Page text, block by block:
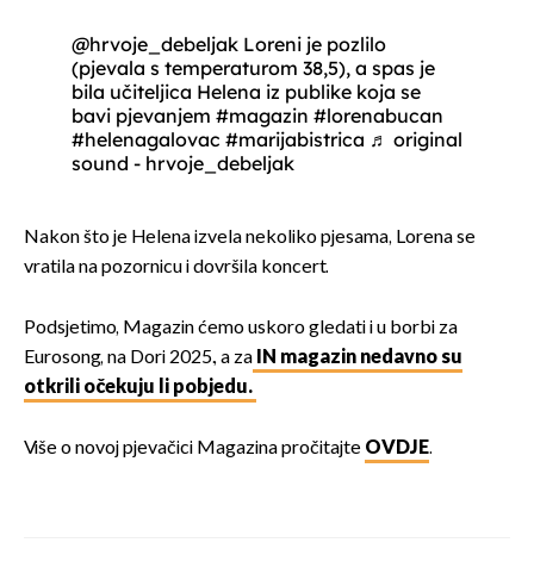
@hrvoje_debeljak Loreni je pozlilo
(pjevala s temperaturom 38,5), a spas je
bila učiteljica Helena iz publike koja se
bavi pjevanjem #magazin #lorenabucan
#helenagalovac #marijabistrica ♬ original
sound - hrvoje_debeljak
Nakon što je Helena izvela nekoliko pjesama, Lorena se
vratila na pozornicu i dovršila koncert.
Podsjetimo, Magazin ćemo uskoro gledati i u borbi za
Eurosong, na Dori 2025., a za IN magazin nedavno su
otkrili očekuju li pobjedu.
Više o novoj pjevačici Magazina pročitajte OVDJE.